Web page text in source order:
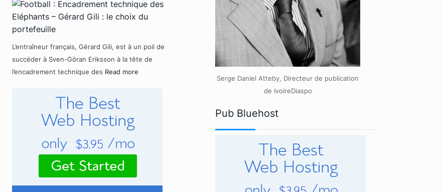
L’entraîneur français, Gérard Gili, est à un poil de
succéder à Sven-Göran Eriksson à la tête de
l’encadrement technique des Read more
Serge Daniel Atteby, Directeur de publication
de IvoireDiaspo
Pub Bluehost